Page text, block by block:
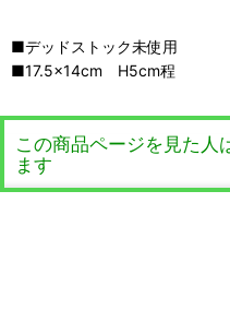
■デッドストック未使用
■17.5×14cm H5cm程
この商品ページを見た人
ます